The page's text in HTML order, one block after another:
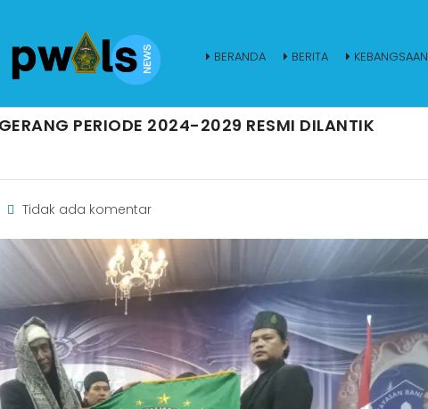
BERANDA BERITA KEBANGSAAN
PERIODE 2024-2029 RESMI DILANTIK
Tidak ada komentar